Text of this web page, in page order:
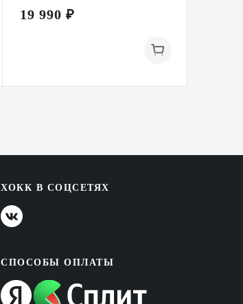
19 990 ₽
ХОКК В СОЦСЕТЯХ
СПОСОБЫ ОПЛАТЫ